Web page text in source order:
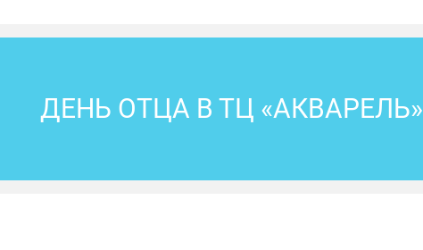
ДЕНЬ ОТЦА В ТЦ «АКВАРЕЛЬ»